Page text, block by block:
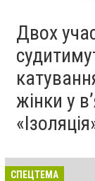
Двох
жінки у
СПЕЦТЕМА